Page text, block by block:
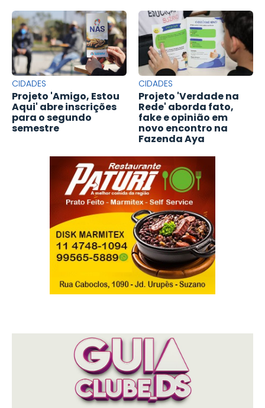
CIDADES
Projeto 'Amigo, Estou
Aqui' abre inscrições
para o segundo
semestre
CIDADES
Projeto 'Verdade na
Rede' aborda fato,
fake e opinião em
novo encontro na
Fazenda Aya